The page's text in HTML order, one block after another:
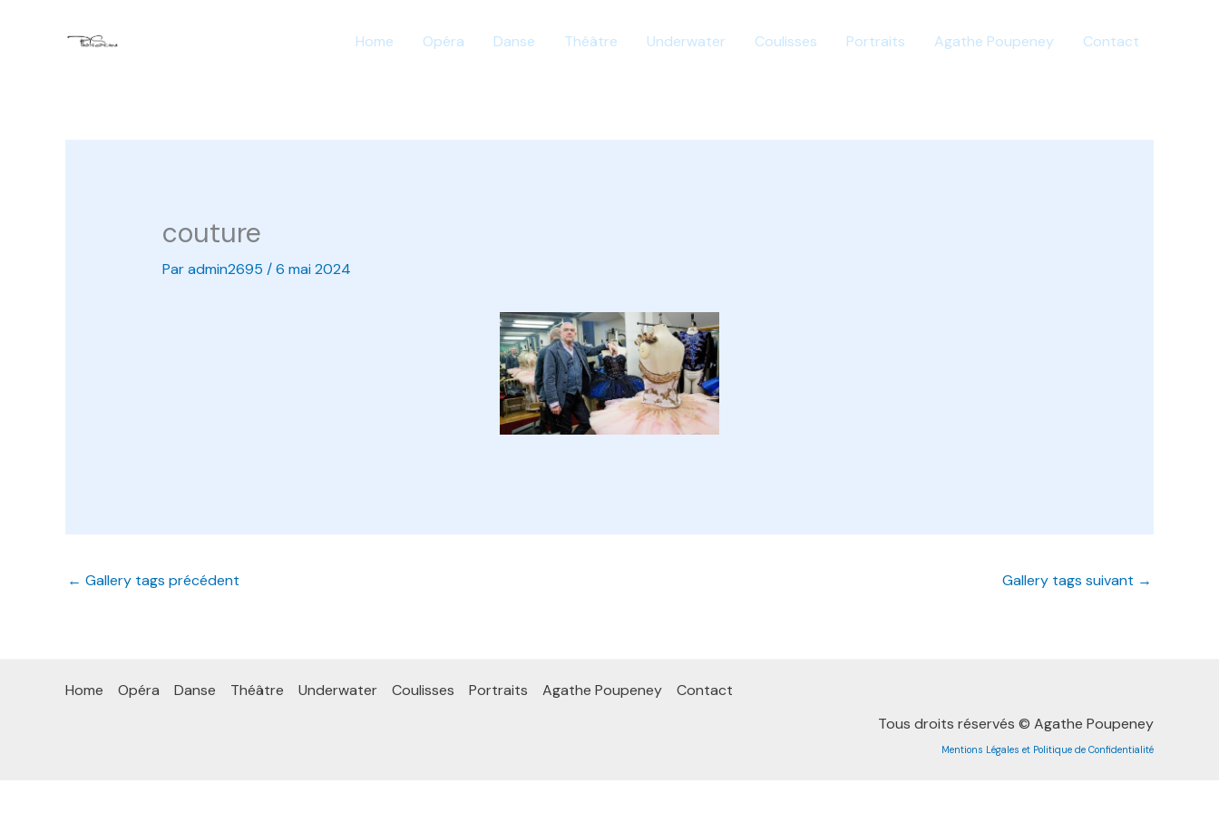
Home Opéra Danse Théâtre Underwater Coulisses Portraits Agathe Poupeney Contact
couture
Paradmin2695 /6 mai 2024
← Gallery tags précédent Gallery tags suivant →
Home Opéra Danse Théâtre Underwater Coulisses Portraits Agathe Poupeney
Contact
Tous droits réservés © Agathe Poupeney
Mentions Légales et Politique de Confidentialité